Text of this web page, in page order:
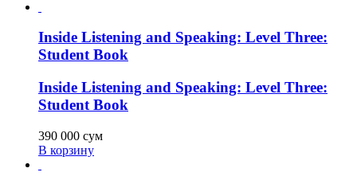
Inside Listening and Speaking: Level Three:
Student Book
Inside Listening and Speaking: Level Three:
Student Book
390 000 сум
В корзину